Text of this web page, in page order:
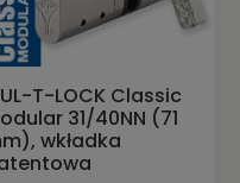
T-LOCK Classic
31/40NN (71
wkładka